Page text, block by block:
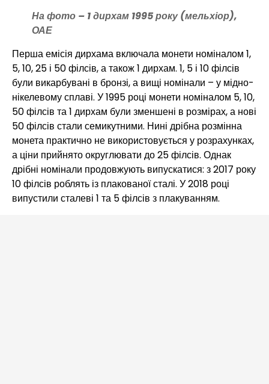
На фото – 1 дирхам 1995 року (мельхіор),
ОАЕ
Перша емісія дирхама включала монети номіналом 1,
5, 10, 25 і 50 філсів, а також 1 дирхам. 1, 5 і 10 філсів
були викарбувані в бронзі, а вищі номінали – у мідно-
нікелевому сплаві. У 1995 році монети номіналом 5, 10,
50 філсів та 1 дирхам були зменшені в розмірах, а нові
50 філсів стали семикутними. Нині дрібна розмінна
монета практично не використовується у розрахунках,
а ціни прийнято округлювати до 25 філсів. Однак
дрібні номінали продовжують випускатися: з 2017 року
10 філсів роблять із плакованої сталі. У 2018 році
випустили сталеві 1 та 5 філсів з плакуванням.